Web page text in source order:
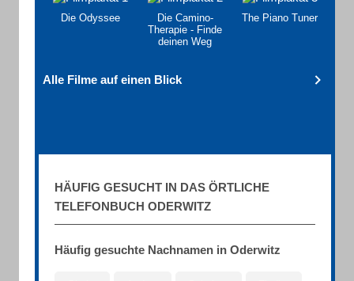
Die Odyssee
Die Camino-
Therapie - Finde
deinen Weg
The Piano Tuner
Alle Filme auf einen Blick
HÄUFIG GESUCHT IN DAS ÖRTLICHE
TELEFONBUCH ODERWITZ
Häufig gesuchte Nachnamen in Oderwitz